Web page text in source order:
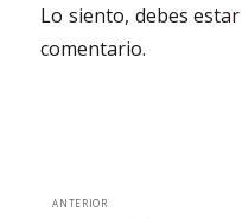
Lo siento, debes estar
comentario.
Navegación
ANTERIOR